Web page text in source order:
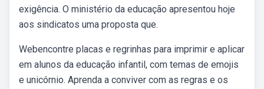
exigência. O ministério da educação apresentou hoje
aos sindicatos uma proposta que.
Webencontre placas e regrinhas para imprimir e aplicar
em alunos da educação infantil, com temas de emojis
e unicórnio. Aprenda a conviver com as regras e os